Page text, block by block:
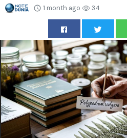
1 month ago 34